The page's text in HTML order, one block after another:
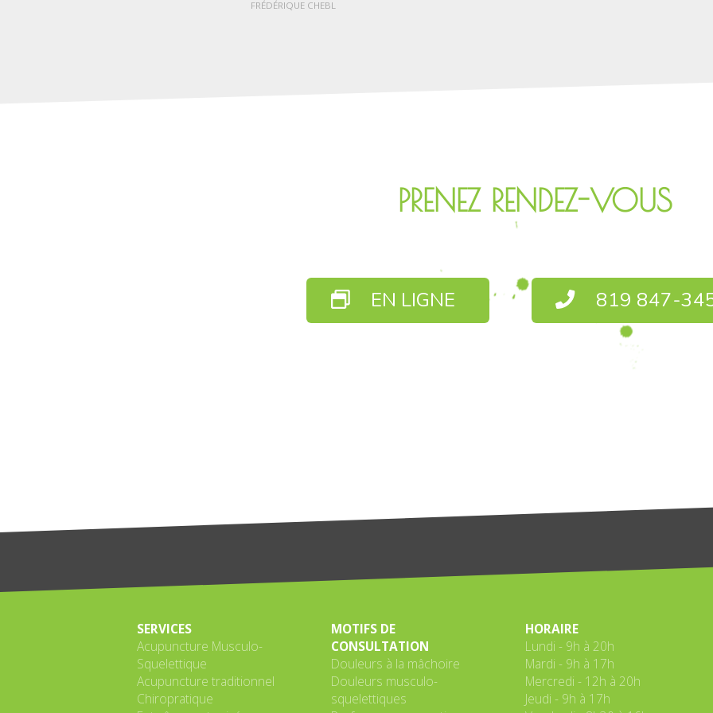
FRÉDÉRIQUE CHEBL
PRENEZ RENDEZ-VOUS
EN LIGNE 819 847-
SERVICES
Acupuncture Musculo-
Squelettique
Acupuncture traditionnel
Chiropratique
MOTIFS DE
CONSULTATION
Douleurs à la mâchoire
Douleurs musculo-
squelettiques
HORAIRE
Lundi - 9h à 20h
Mardi - 9h à 17h
Mercredi - 12h à 20h
Jeudi - 9h à 17h